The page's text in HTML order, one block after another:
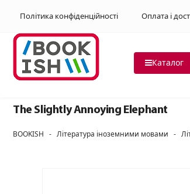
Політика конфіденційності Оплата і
Каталог
The Slightly Annoying Elephant
BOOKISH - Література іноземними мовами -